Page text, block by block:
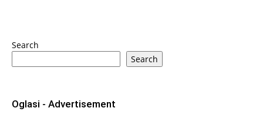
Search
Search
Oglasi - Advertisement